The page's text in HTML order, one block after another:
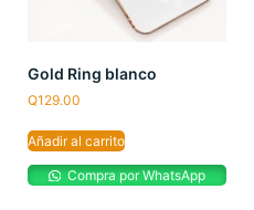
Gold Ring blanco
Q129.00
Añadir al carrito
Compra por WhatsApp